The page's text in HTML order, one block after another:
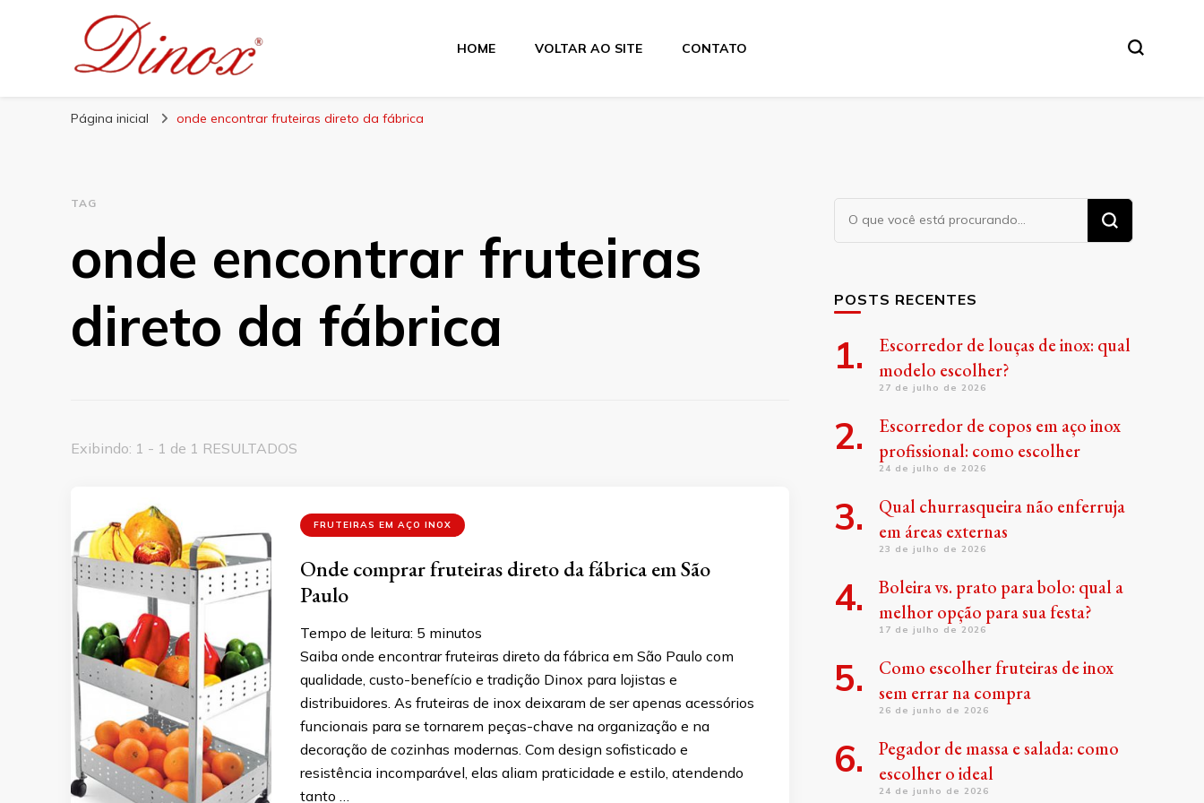
Blog Dinox
HOME VOLTAR AO SITE CONTATO
Página inicial onde encontrar fruteiras direto da fábrica
TAG
onde encontrar fruteiras
direto da fábrica
Exibindo: 1 - 1 de 1 RESULTADOS
FRUTEIRAS EM AÇO INOX
Onde comprar fruteiras direto da fábrica em São
Paulo
Tempo de leitura: 5 minutos
Saiba onde encontrar fruteiras direto da fábrica em São Paulo com
qualidade, custo-benefício e tradição Dinox para lojistas e
distribuidores. As fruteiras de inox deixaram de ser apenas acessórios
funcionais para se tornarem peças-chave na organização e na
decoração de cozinhas modernas. Com design sofisticado e
resistência incomparável, elas aliam praticidade e estilo, atendendo
tanto …
Procurando
algo?
POSTS RECENTES
Escorredor de louças de inox: qual
modelo escolher?
27 de julho de 2026
Escorredor de copos em aço inox
profissional: como escolher
24 de julho de 2026
Qual churrasqueira não enferruja
em áreas externas
23 de julho de 2026
Boleira vs. prato para bolo: qual a
melhor opção para sua festa?
17 de julho de 2026
Como escolher fruteiras de inox
sem errar na compra
26 de junho de 2026
Pegador de massa e salada: como
escolher o ideal
24 de junho de 2026